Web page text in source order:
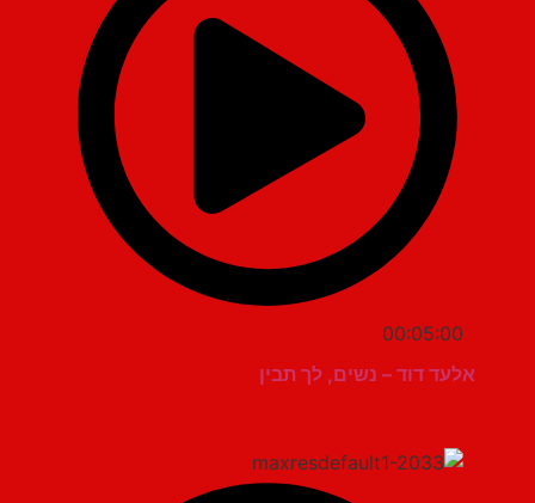
00:05:00
אלעד דוד – נשים, לך תבין